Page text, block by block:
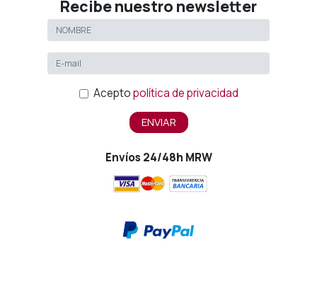
Recibe nuestro newsletter
Aceptopolítica de privacidad
ENVIAR
Envíos 24/48h MRW